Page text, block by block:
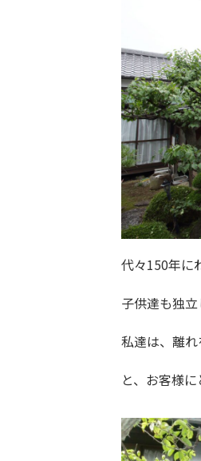
代々150年に
子供達も独
私達は、離れ
と、お客様